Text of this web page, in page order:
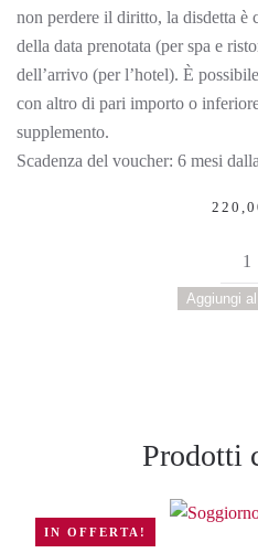
non perdere il diritto, la disdetta è
della data prenotata (per spa e
dell’arrivo (per l’hotel). È
con altro di pari importo o
supplemento.
Scadenza del voucher: 6 mesi
Fuga
Aggiungi
Prodotti
IN OFFERTA!